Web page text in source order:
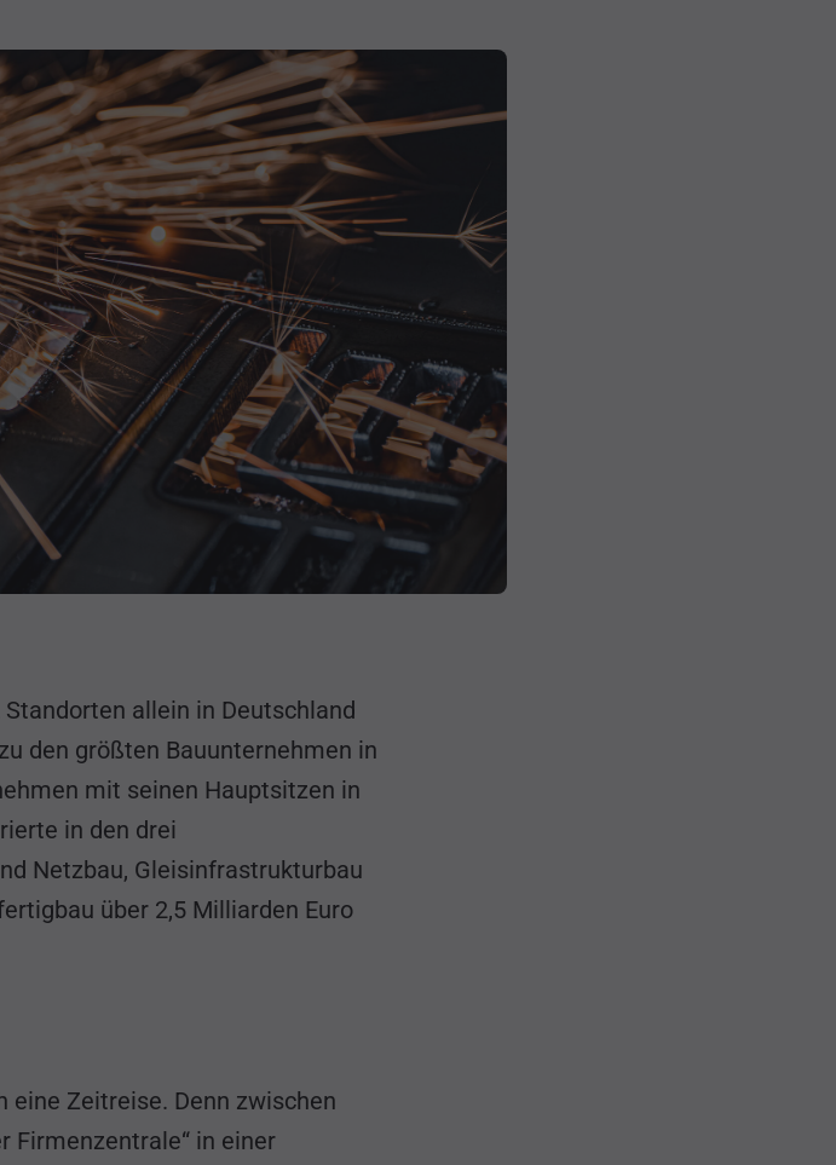
allein in Deutschland
den größten Bauunternehmen in
mit seinen Hauptsitzen in
in den drei
Netzbau, Gleisinfrastrukturbau
über 2,5 Milliarden Euro
eine Zeitreise. Denn zwischen
Firmenzentrale“ in einer